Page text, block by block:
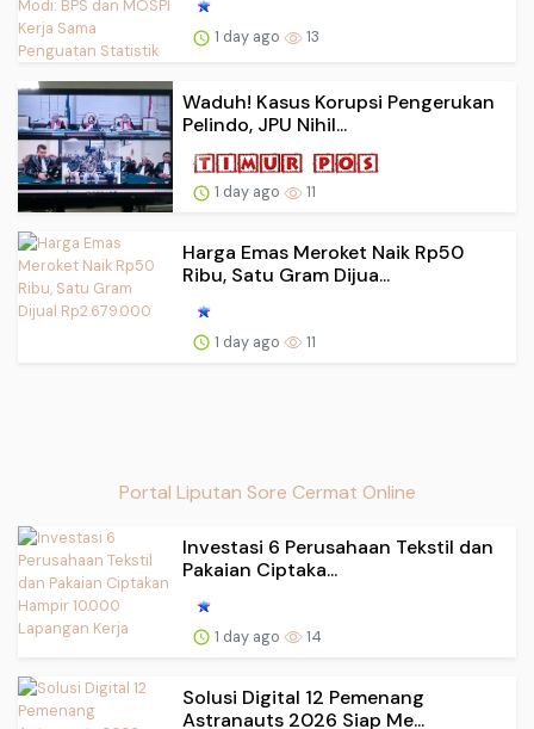
1 day ago 13
Waduh! Kasus Korupsi Pengerukan
Pelindo, JPU Nihil...
1 day ago 11
Harga Emas Meroket Naik Rp50
Ribu, Satu Gram Dijua...
1 day ago 11
Portal Liputan Sore Cermat Online
Investasi 6 Perusahaan Tekstil dan
Pakaian Ciptaka...
1 day ago 14
Solusi Digital 12 Pemenang
Astranauts 2026 Siap Me...